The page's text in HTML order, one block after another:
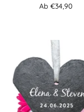
Angebotspreis
Ab €34,90